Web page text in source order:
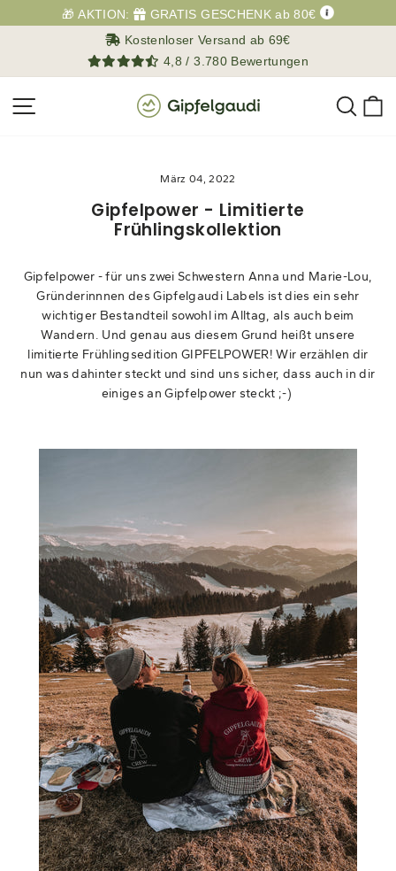
zum
🎁 AKTION:
GRATIS GESCHENK ab 80€
Kostenloser Versand ab 69€
4,8 / 3.780 Bewertungen
Seitennavigation
März 04, 2022
Gipfelpower - Limitierte
Frühlingskollektion
Gipfelpower - für uns zwei Schwestern Anna und Marie-Lou,
Gründerinnnen des Gipfelgaudi Labels ist dies ein sehr
wichtiger Bestandteil sowohl im Alltag, als auch beim
Wandern. Und genau aus diesem Grund heißt unsere
limitierte Frühlingsedition GIPFELPOWER! Wir erzählen dir
nun was dahinter steckt und sind uns sicher, dass auch in dir
einiges an Gipfelpower steckt ;-)